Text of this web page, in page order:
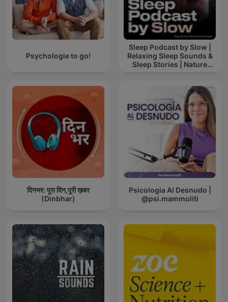
Psychologie to go!
Sleep Podcast by Slow |
Relaxing Sleep Sounds &
Sleep Stories | Nature
दिनभर: पूरा दिन,पूरी ख़बर
(Dinbhar)
Psicologia Al Desnudo |
@psi.mammoliti